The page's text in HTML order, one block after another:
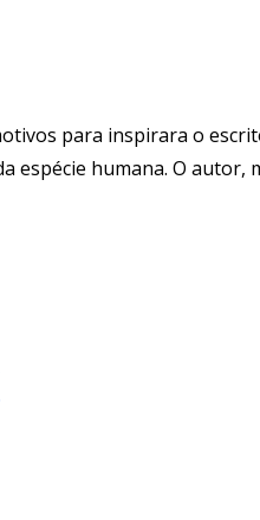
para inspirara o
espécie humana. O autor,